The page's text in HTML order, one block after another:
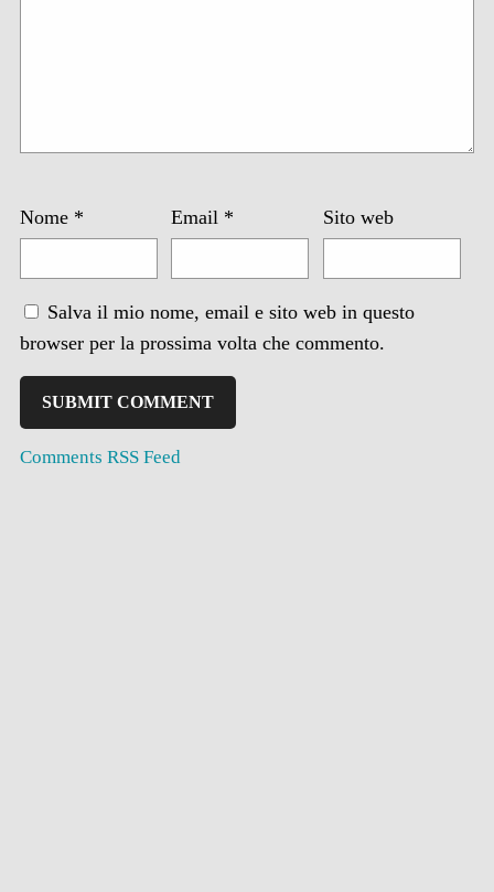
Nome * Email * Sito web
Salva il mio nome, email e sito web in questo
browser per la prossima volta che commento.
Comments RSS Feed